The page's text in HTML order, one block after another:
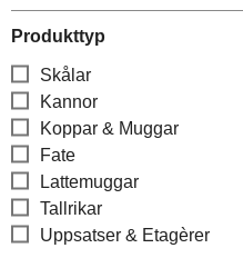
Produkttyp
Skålar
Kannor
Koppar & Muggar
Fate
Lattemuggar
Tallrikar
Uppsatser & Etagèrer